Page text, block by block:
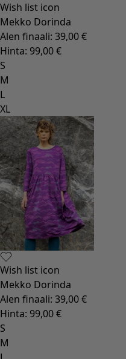
Wish list icon
Mekko Dorinda
Alen finaali: 39,00 €
Hinta: 99,00 €
S
M
L
XL
Wish list icon
Mekko Dorinda
Alen finaali: 39,00 €
Hinta: 99,00 €
S
M